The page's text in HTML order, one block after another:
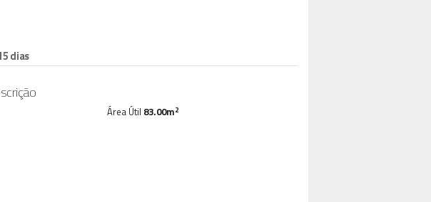
dias
Área Útil 83.00m2